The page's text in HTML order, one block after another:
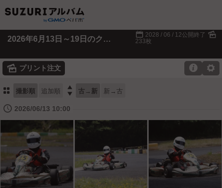
2026年6月13日～19日のクイック潮来 📅 2028 / 06 / 12公開終了 🌄
233枚
🌄 プリント注文 ⚙

⚏ 撮影順 追加順  古→新 新→古
🕔 2026/06/13 10:00